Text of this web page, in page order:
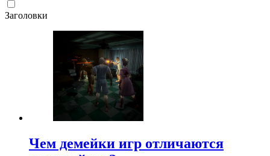
Заголовки
Чем демейки игр отличаются